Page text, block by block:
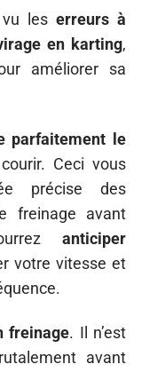
les erreurs à
en karting,
améliorer sa
parfaitement le
Ceci vous
précise des
freinage avant
anticiper
votre vitesse et
freinage. Il n’est
avant